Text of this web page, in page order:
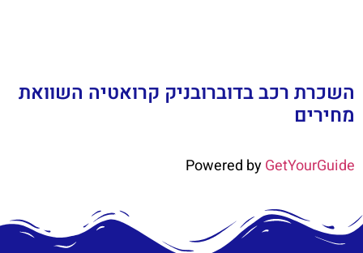
השכרת רכב בדוברובניק קרואטיה השוואת
מחירים
Powered byGetYourGuide